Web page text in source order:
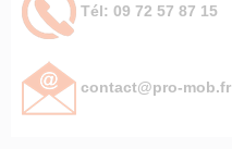
Tél: 09 72 57 87 15
contact@pro-mob.fr